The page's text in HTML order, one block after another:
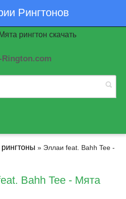
Рингтонов
рингтон скачать
Rington.com
» Эллаи feat. Bahh Tee -
Bahh Tee - Мята